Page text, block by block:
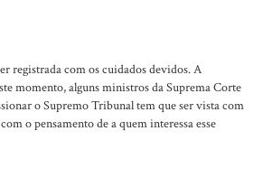
registrada com os cuidados devidos. A
momento, alguns ministros da Suprema Corte
o Supremo Tribunal tem que ser vista com
o pensamento de a quem interessa esse